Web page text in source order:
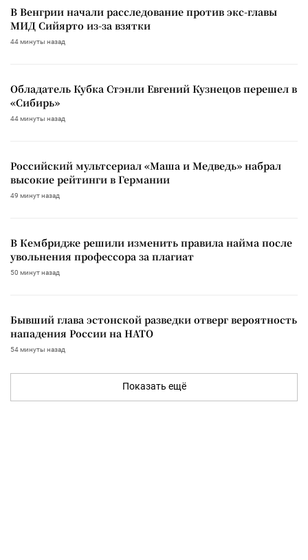
В Венгрии начали расследование против экс-главы
МИД Сийярто из-за взятки
44 минуты назад
Обладатель Кубка Стэнли Евгений Кузнецов перешел в
«Сибирь»
44 минуты назад
Российский мультсериал «Маша и Медведь» набрал
высокие рейтинги в Германии
49 минут назад
В Кембридже решили изменить правила найма после
увольнения профессора за плагиат
50 минут назад
Бывший глава эстонской разведки отверг вероятность
нападения России на НАТО
54 минуты назад
Показать ещё